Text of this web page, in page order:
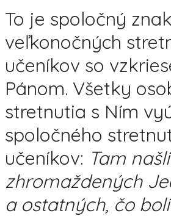
To je spoločný znak
veľkonočných
učeníkov so
Pánom. Všetky
stretnutia s Ním
spoločného
učeníkov: Tam našli
zhromaždených
a ostatných, čo